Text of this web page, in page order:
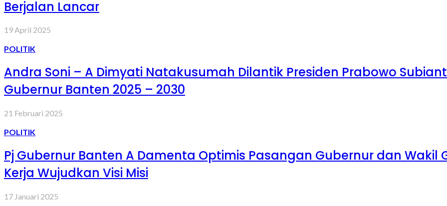
Berjalan Lancar
19 April 2025
POLITIK
Andra Soni – A Dimyati Natakusumah Dilantik Presiden Prabowo
Gubernur Banten 2025 – 2030
21 Februari 2025
POLITIK
Pj Gubernur Banten A Damenta Optimis Pasangan Gubernur dan Wakil
Kerja Wujudkan Visi Misi
17 Januari 2025